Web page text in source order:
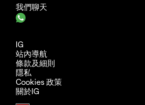
我們聊天
IG
站內導航
條款及細則
隱私
Cookies 政策
關於IG